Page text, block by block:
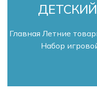
Главная Летние
Набор